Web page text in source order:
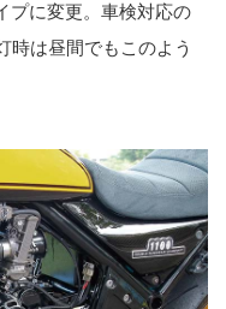
プに変更。車検対応の
時は昼間でもこのよう